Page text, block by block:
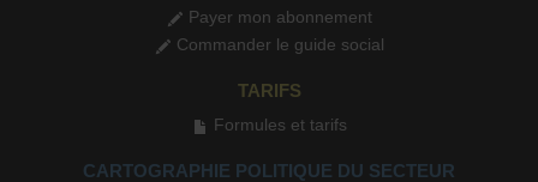
Payer mon abonnement
Commander le guide social
TARIFS
Formules et tarifs
CARTOGRAPHIE POLITIQUE DU SECTEUR